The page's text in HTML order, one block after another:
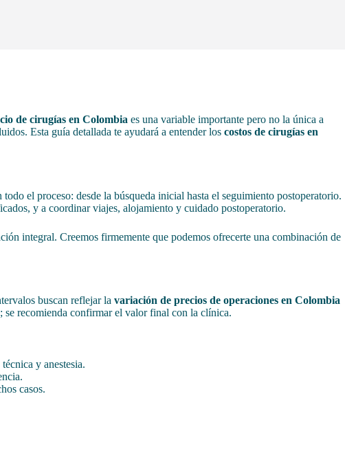
de cirugías en Colombia es una variable importante pero no la única a
Esta guía detallada te ayudará a entender los costos de cirugías en
el proceso: desde la búsqueda inicial hasta el seguimiento postoperatorio.
y a coordinar viajes, alojamiento y cuidado postoperatorio.
integral. Creemos firmemente que podemos ofrecerte una combinación de
buscan reflejar la variación de precios de operaciones en Colombia
se recomienda confirmar el valor final con la clínica.
y anestesia.
casos.